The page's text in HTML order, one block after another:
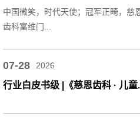
中国微笑，时代天使；冠军正畸，慈
齿科富维门...
07-28 2026
行业白皮书级 |《慈恩齿科 · 儿童